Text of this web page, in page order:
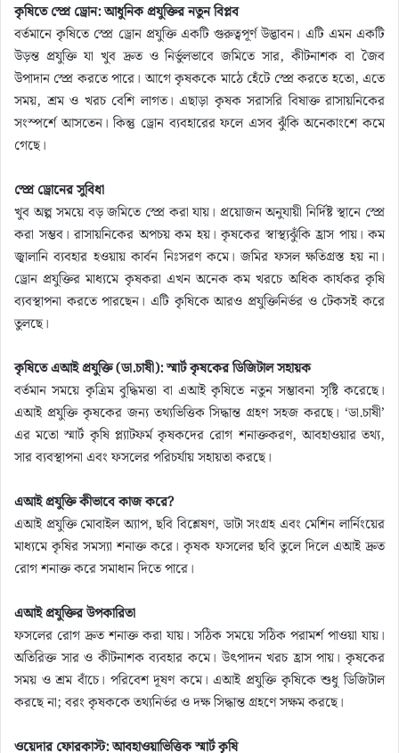
কৃষিতে স্প্রে ড্রোন: আধুনিক প্রযুক্তির নতুন বিপ্লব
বর্তমানে কৃষিতে স্প্রে ড্রোন প্রযুক্তি একটি গুরুত্বপূর্ণ উদ্ভাবন। এটি এমন একটি
উড়ন্ত প্রযুক্তি যা খুব দ্রুত ও নির্ভুলভাবে জমিতে সার, কীটনাশক বা জৈব
উপাদান স্প্রে করতে পারে। আগে কৃষককে মাঠে হেঁটে স্প্রে করতে হতো, এতে
সময়, শ্রম ও খরচ বেশি লাগত। এছাড়া কৃষক সরাসরি বিষাক্ত রাসায়নিকের
সংস্পর্শে আসতেন। কিন্তু ড্রোন ব্যবহারের ফলে এসব ঝুঁকি অনেকাংশে কমে
গেছে।
স্প্রে ড্রোনের সুবিধা
খুব অল্প সময়ে বড় জমিতে স্প্রে করা যায়। প্রয়োজন অনুযায়ী নির্দিষ্ট স্থানে স্প্রে
করা সম্ভব। রাসায়নিকের অপচয় কম হয়। কৃষকের স্বাস্থ্যঝুঁকি হ্রাস পায়। কম
জ্বালানি ব্যবহার হওয়ায় কার্বন নিঃসরণ কমে। জমির ফসল ক্ষতিগ্রস্ত হয় না।
ড্রোন প্রযুক্তির মাধ্যমে কৃষকরা এখন অনেক কম খরচে অধিক কার্যকর কৃষি
ব্যবস্থাপনা করতে পারছেন। এটি কৃষিকে আরও প্রযুক্তিনির্ভর ও টেকসই করে
তুলছে।
কৃষিতে এআই প্রযুক্তি (ডা.চাষী): স্মার্ট কৃষকের ডিজিটাল সহায়ক
বর্তমান সময়ে কৃত্রিম বুদ্ধিমত্তা বা এআই কৃষিতে নতুন সম্ভাবনা সৃষ্টি করেছে।
এআই প্রযুক্তি কৃষকের জন্য তথ্যভিত্তিক সিদ্ধান্ত গ্রহণ সহজ করছে। ‘ডা.চাষী’
এর মতো স্মার্ট কৃষি প্ল্যাটফর্ম কৃষকদের রোগ শনাক্তকরণ, আবহাওয়ার তথ্য,
সার ব্যবস্থাপনা এবং ফসলের পরিচর্যায় সহায়তা করছে।
এআই প্রযুক্তি কীভাবে কাজ করে?
এআই প্রযুক্তি মোবাইল অ্যাপ, ছবি বিশ্লেষণ, ডাটা সংগ্রহ এবং মেশিন লার্নিংয়ের
মাধ্যমে কৃষির সমস্যা শনাক্ত করে। কৃষক ফসলের ছবি তুলে দিলে এআই দ্রুত
রোগ শনাক্ত করে সমাধান দিতে পারে।
এআই প্রযুক্তির উপকারিতা
ফসলের রোগ দ্রুত শনাক্ত করা যায়। সঠিক সময়ে সঠিক পরামর্শ পাওয়া যায়।
অতিরিক্ত সার ও কীটনাশক ব্যবহার কমে। উৎপাদন খরচ হ্রাস পায়। কৃষকের
সময় ও শ্রম বাঁচে। পরিবেশ দূষণ কমে। এআই প্রযুক্তি কৃষিকে শুধু ডিজিটাল
করছে না; বরং কৃষককে তথ্যনির্ভর ও দক্ষ সিদ্ধান্ত গ্রহণে সক্ষম করছে।
ওয়েদার ফোরকাস্ট: আবহাওয়াভিত্তিক স্মার্ট কৃষি